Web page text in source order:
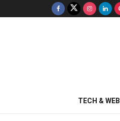
TECH & WEB